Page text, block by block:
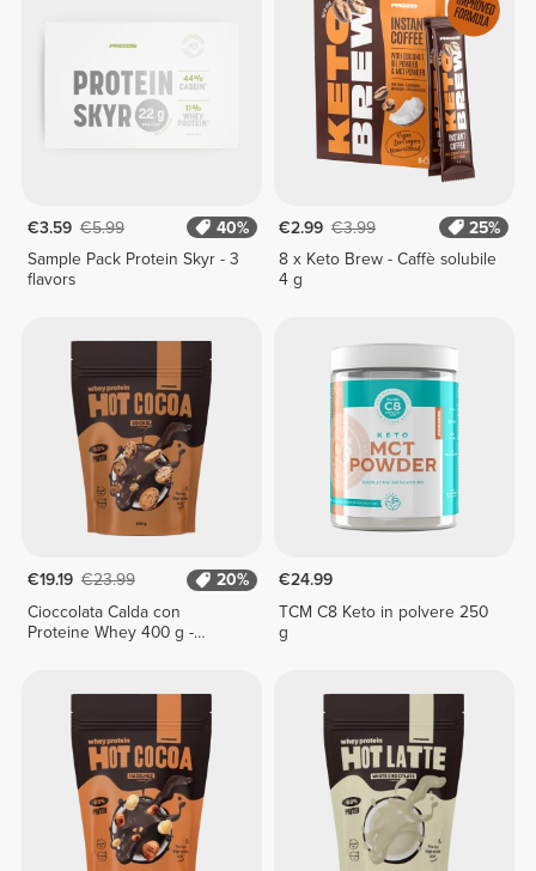
€3.59 €5.99
40%
Sample Pack Protein Skyr - 3
flavors
€2.99 €3.99
25%
8 x Keto Brew - Caffè solubile
4 g
€19.19 €23.99
20%
Cioccolata Calda con
Proteine Whey 400 g -
€24.99
TCM C8 Keto in polvere 250
g